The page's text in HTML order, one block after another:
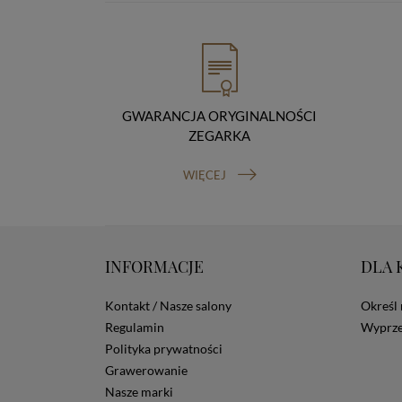
GWARANCJA ORYGINALNOŚCI
ZEGARKA
WIĘCEJ
INFORMACJE
Kontakt / Nasze salony
Regulamin
Polityka prywatności
Grawerowanie
Nasze marki
DLA
Określ